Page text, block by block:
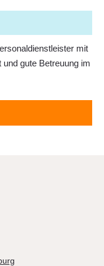
mit
gute Betreuung im